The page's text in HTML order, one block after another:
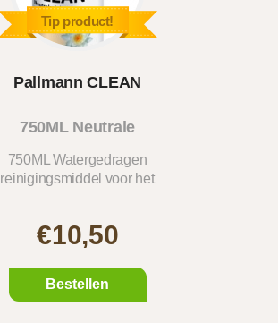
Tip product!
Pallmann CLEAN
750ML Neutrale
reini..
750ML Watergedragen
reinigingsmiddel voor het
€10,50
Bestellen